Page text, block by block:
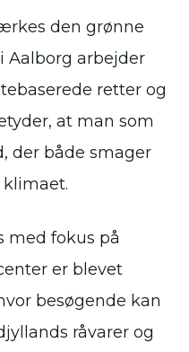
den grønne
Aalborg arbejder
retter og
at man som
der både smager
med fokus på
er blevet
besøgende kan
råvarer og